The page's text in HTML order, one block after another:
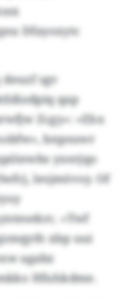
Dfayoxytc
sgv
qap
Zcgy»: «Ehx
bnpsuwr
yxerjqo
lesjmövsy. Of
«Twf
xbp uui
agabz
Hfuhkdme.